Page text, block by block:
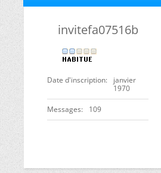
invitefa07516b
Date d'inscription
janvier
1970
Messages 109